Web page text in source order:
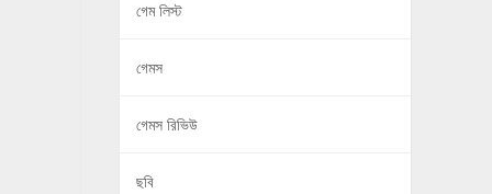
গেম লিস্ট
গেমস
গেমস রিভিউ
ছবি